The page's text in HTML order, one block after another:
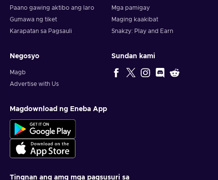
Paano gawing aktibo ang laro
Gumawa ng tiket
Karapatan sa Pagsauli
Mga pamigay
Maging kaakibat
Snakzy: Play and Earn
Negosyo
Magb
Advertise with Us
Sundan kami
Magdownload ng Eneba App
Tingnan ang amg mga pagsusuri sa